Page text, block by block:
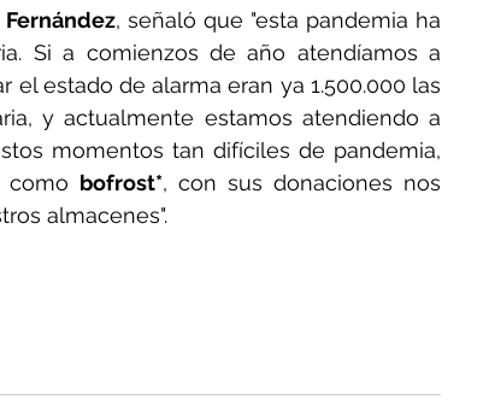
, señaló que "esta pandemia ha
Si a comienzos de año atendíamos a
el estado de alarma eran ya 1.500.000 las
momentos tan difíciles de pandemia,
como bofrost*, con sus donaciones nos
almacenes".